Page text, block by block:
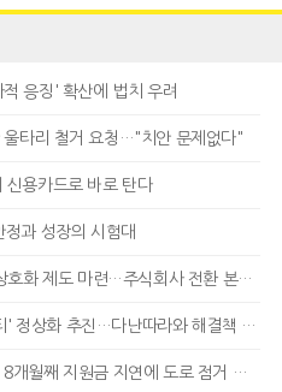
응징' 확산에 법치 우려
울타리 철거 요청…"치안 문제없다"
신용카드로 바로 탄다
과 성장의 시험대
화 제도 마련…주식회사 전환 본격화
상화 추진…다난따라와 해결책 모색
월째 지원금 지연에 도로 점거 시위